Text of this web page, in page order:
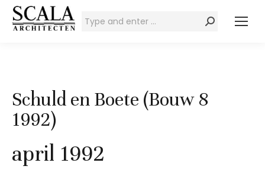
Zoeken:
Schuld en Boete (Bouw 8
1992)
april 1992